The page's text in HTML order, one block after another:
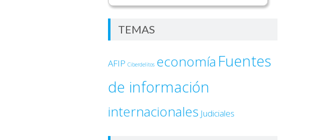
TEMAS
AFIP Ciberdelitos economía Fuentes
de información
internacionales Judiciales